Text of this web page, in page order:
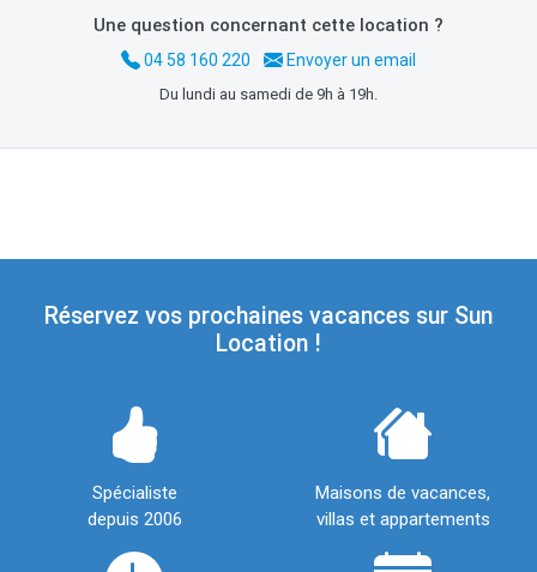
Une question concernant cette location ?
04 58 160 220 Envoyer un email
Du lundi au samedi de 9h à 19h.
Réservez vos prochaines vacances sur Sun
Location !
Spécialiste
depuis 2006
Maisons de vacances,
villas et appartements